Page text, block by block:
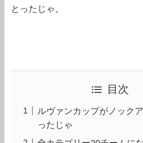
とったじゃ。
目次
ルヴァンカップがノック
ったじゃ